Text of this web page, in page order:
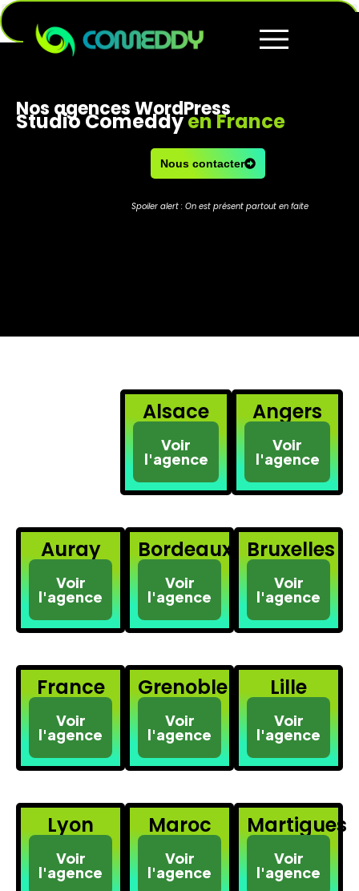
Nos agences WordPress
Studio Comeddyen France
Nous contacter
Spoiler alert : On est présent partout en faite
Alsace
Voir
l'agence
Angers
Voir
l'agence
Auray
Voir
l'agence
Bordeaux
Voir
l'agence
Bruxelles
Voir
l'agence
France
Voir
l'agence
Grenoble
Voir
l'agence
Lille
Voir
l'agence
Lyon
Voir
l'agence
Maroc
Voir
l'agence
Martigues
Voir
l'agence